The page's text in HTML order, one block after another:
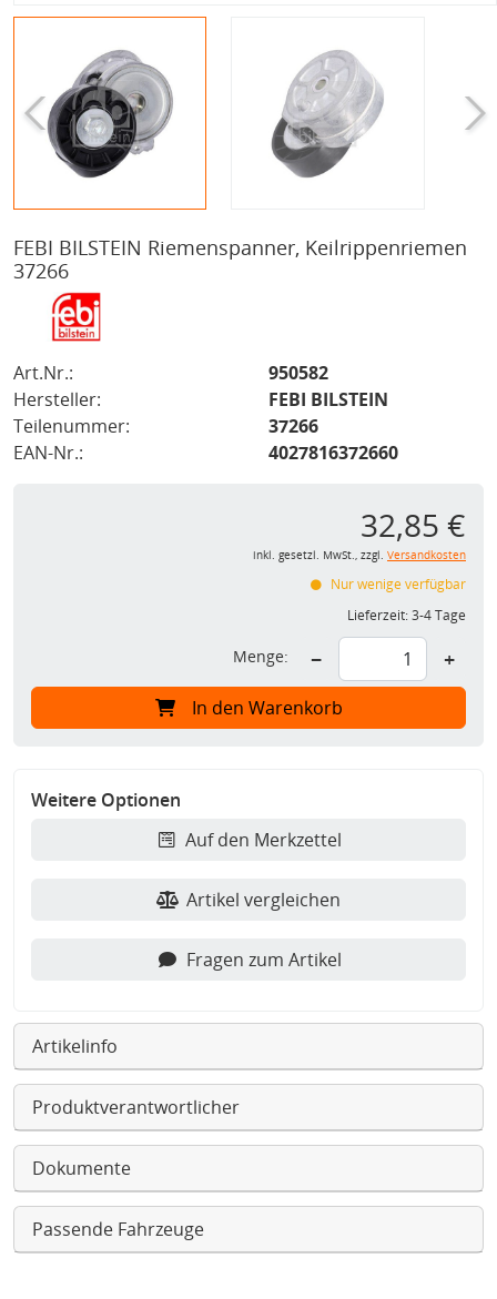
FEBI BILSTEIN Riemenspanner, Keilrippenriemen
37266
Art.Nr.:
950582
Hersteller:
FEBI BILSTEIN
Teilenummer:
37266
EAN-Nr.:
4027816372660
32,85 €
inkl. gesetzl. MwSt., zzgl. Versandkosten
Nur wenige verfügbar
Lieferzeit:3-4 Tage
Menge: − +
In den Warenkorb
Weitere Optionen
Auf den Merkzettel
Artikel vergleichen
Fragen zum Artikel
Artikelinfo
Produktverantwortlicher
Dokumente
Passende Fahrzeuge